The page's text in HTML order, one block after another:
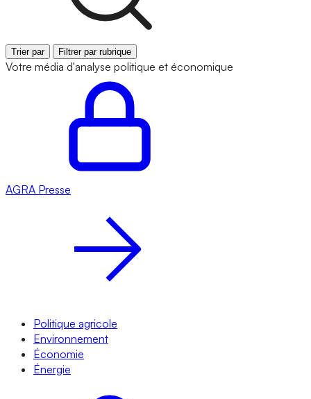
Trier par Filtrer par rubrique
Votre média d'analyse politique et économique
AGRA Presse
Politique agricole
Environnement
Économie
Énergie